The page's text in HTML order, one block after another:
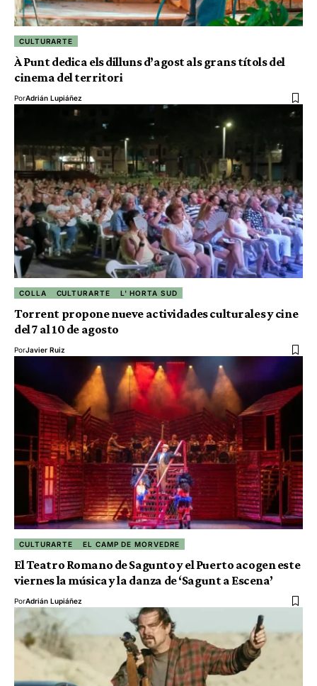
CULTURARTE
À Punt dedica els dilluns d’agost als grans títols del
cinema del territori
PorAdrián Lupiáñez
COLLA CULTURARTE L' HORTA SUD
Torrent propone nueve actividades culturales y cine
del 7 al 10 de agosto
PorJavier Ruiz
CULTURARTE EL CAMP DE MORVEDRE
El Teatro Romano de Sagunto y el Puerto acogen este
viernes la música y la danza de ‘Sagunt a Escena’
PorAdrián Lupiáñez